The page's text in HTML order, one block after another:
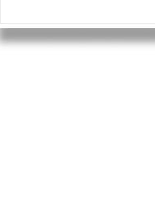
deportistas del año